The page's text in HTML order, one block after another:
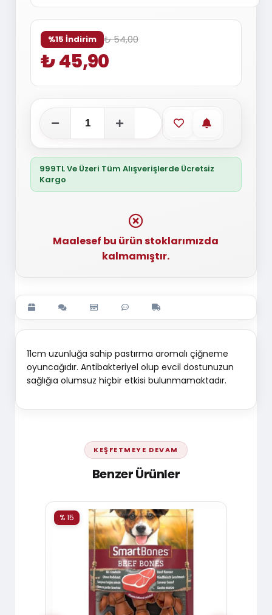
%15 İndirim ₺ 54,00
₺ 45,90
Favorilere ekle
Stoğa
999TL Ve Üzeri Tüm Alışverişlerde Ücretsiz
Kargo
Maalesef bu ürün stoklarımızda
kalmamıştır.
11cm uzunluğa sahip pastırma aromalı çiğneme
oyuncağıdır. Antibakteriyel olup evcil dostunuzun
sağlığıa olumsuz hiçbir etkisi bulunmamaktadır.
KEŞFETMEYE DEVAM
Benzer Ürünler
% 15